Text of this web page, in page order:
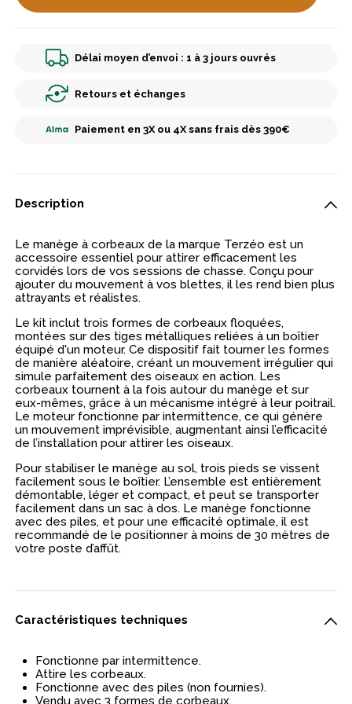
Délai moyen d’envoi : 1 à 3 jours ouvrés
Retours et échanges
Paiement en 3X ou 4X sans frais dès 390€
Description
Le manège à corbeaux de la marque Terzéo est un
accessoire essentiel pour attirer efficacement les
corvidés lors de vos sessions de chasse. Conçu pour
ajouter du mouvement à vos blettes, il les rend bien plus
attrayants et réalistes.
Le kit inclut trois formes de corbeaux floquées,
montées sur des tiges métalliques reliées à un boîtier
équipé d'un moteur. Ce dispositif fait tourner les formes
de manière aléatoire, créant un mouvement irrégulier qui
simule parfaitement des oiseaux en action. Les
corbeaux tournent à la fois autour du manège et sur
eux-mêmes, grâce à un mécanisme intégré à leur poitrail.
Le moteur fonctionne par intermittence, ce qui génère
un mouvement imprévisible, augmentant ainsi l’efficacité
de l’installation pour attirer les oiseaux.
Pour stabiliser le manège au sol, trois pieds se vissent
facilement sous le boîtier. L’ensemble est entièrement
démontable, léger et compact, et peut se transporter
facilement dans un sac à dos. Le manège fonctionne
avec des piles, et pour une efficacité optimale, il est
recommandé de le positionner à moins de 30 mètres de
votre poste d’affût.
Caractéristiques techniques
Fonctionne par intermittence.
Attire les corbeaux.
Fonctionne avec des piles (non fournies).
Vendu avec 3 formes de corbeaux.